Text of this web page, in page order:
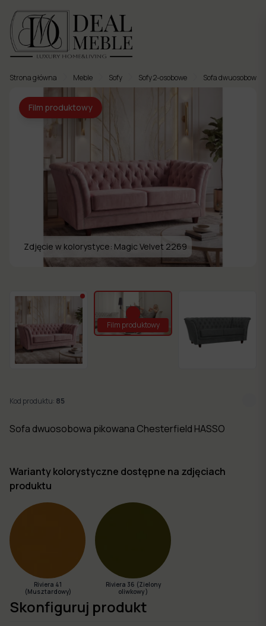
ogrodowe
dni
Nowości
Kolekcje
mebli
Strona główna Meble Sofy Sofy 2-osobowe Sofa dwuosobowa
Film produktowy
Zdjęcie w kolorystyce: Magic Velvet 2269
Film produktowy
Kod produktu: 85
Sofa dwuosobowa pikowana Chesterfield HASSO
Warianty kolorystyczne dostępne na zdjęciach
produktu
Riviera 41
(Musztardowy)
Riviera 36 (Zielony
oliwkowy )
Skonfiguruj produkt